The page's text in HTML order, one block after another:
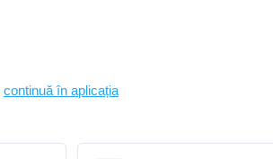
continuă în aplicația